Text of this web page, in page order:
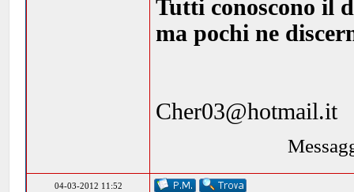
Tutti conoscono il
ma pochi ne
Cher03@hotmail.it
04-03-2012 11:52